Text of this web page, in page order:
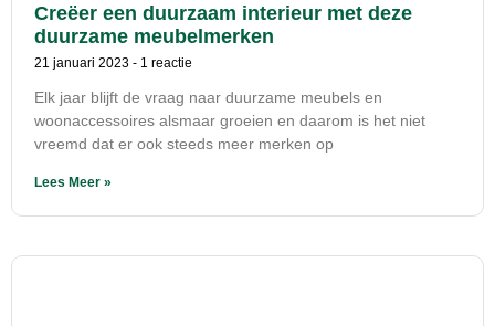
Creëer een duurzaam interieur met deze
duurzame meubelmerken
21 januari 2023 1 reactie
Elk jaar blijft de vraag naar duurzame meubels en
woonaccessoires alsmaar groeien en daarom is het niet
vreemd dat er ook steeds meer merken op
Lees Meer »